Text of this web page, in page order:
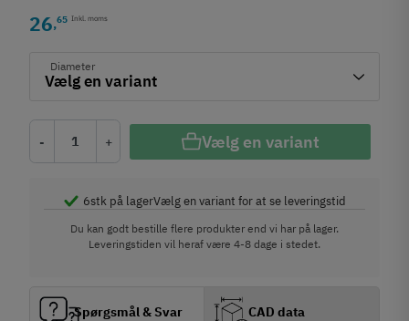
26,65 Inkl. moms
Diameter
- + Vælg en variant
6stk på lagerVælg en variant for at se leveringstid
Du kan godt bestille flere produkter end vi har på lager.
Leveringstiden vil heraf være 4-8 dage i stedet.
Spørgsmål & Svar CAD data